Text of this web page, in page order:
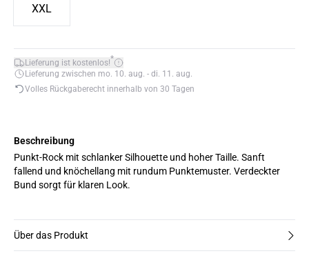
XXL
Lieferung ist kostenlos!*
Lieferung zwischen mo. 10. aug. - di. 11. aug.
Volles Rückgaberecht innerhalb von 30 Tagen
Beschreibung
Punkt-Rock mit schlanker Silhouette und hoher Taille. Sanft
fallend und knöchellang mit rundum Punktemuster. Verdeckter
Bund sorgt für klaren Look.
Über das Produkt